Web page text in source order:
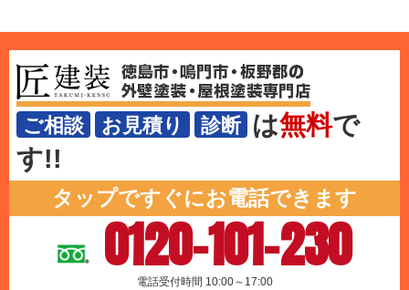
ご相談 お見積り 診断 は無料で
す!!
タップですぐにお電話できます
0120-101-230
電話受付時間 10:00～17:00